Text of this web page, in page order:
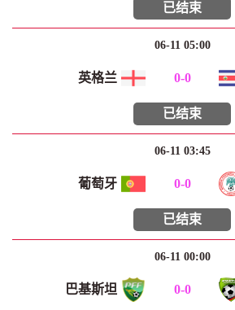
已结束
06-11 05:00
英格兰 0-0
已结束
06-11 03:45
葡萄牙 0-0
已结束
06-11 00:00
巴基斯坦 0-0